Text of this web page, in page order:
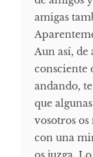
amigas
Aun así, de
consciente
andando,
que
vosotros
con una